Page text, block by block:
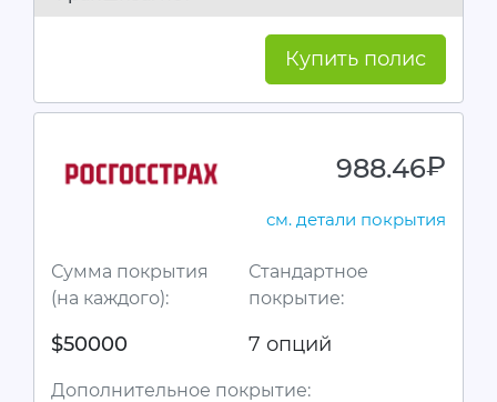
Купить полис
988.46руб.
см. детали покрытия
Сумма покрытия
(на каждого):
$50000
Стандартное
покрытие:
7 опций
Дополнительное покрытие: